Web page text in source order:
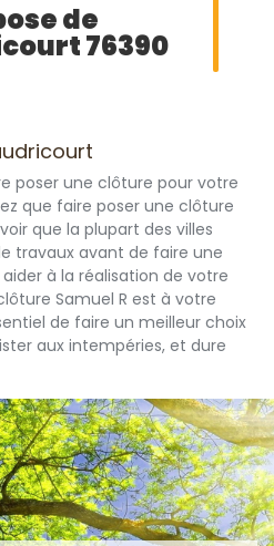
de
76390
poser une clôture pour votre
que faire poser une clôture
que la plupart des villes
travaux avant de faire une
à la réalisation de votre
Samuel R est à votre
de faire un meilleur choix
aux intempéries, et dure